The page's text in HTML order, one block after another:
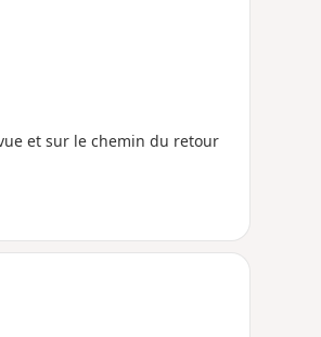
et sur le chemin du retour